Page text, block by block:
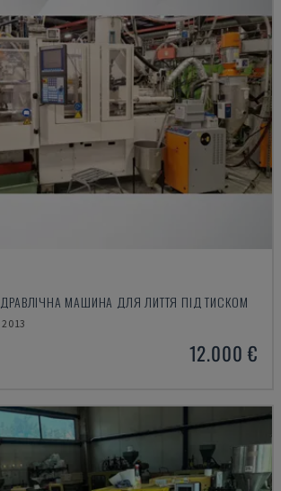
ГІДРАВЛІЧНА МАШИНА ДЛЯ ЛИТТЯ ПІД ТИСКОМ
2013
12.000 €